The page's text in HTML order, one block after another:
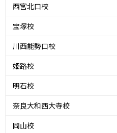
西宮北口校
宝塚校
川西能勢口校
姫路校
明石校
奈良大和西大寺校
岡山校